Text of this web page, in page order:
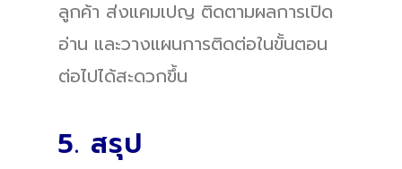
ลูกค้า ส่งแคมเปญ ติดตามผลการเปิด
อ่าน และวางแผนการติดต่อในขั้นตอน
ต่อไปได้สะดวกขึ้น
5. สรุป